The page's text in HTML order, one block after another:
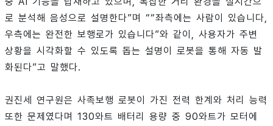
로 분석해 음성으로 설명한다”며 ““좌측에는 사람이 있습니다,
우측에는 완전한 보행로가 있습니다”와 같이, 사용자가 주변
상황을 시각화할 수 있도록 돕는 설명이 로봇을 통해 자동 발
화된다”고 말했다.
권진세 연구원은 사족보행 로봇이 가진 전력 한계와 처리 능력
또한 문제였다며 130와트 배터리 용량 중 90와트가 모터에